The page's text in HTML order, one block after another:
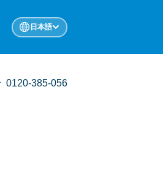
日本語
0120-385-056